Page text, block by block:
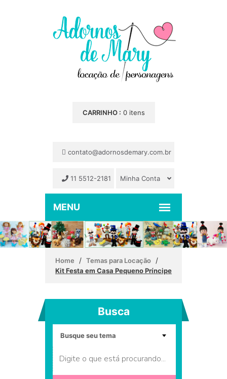
CARRINHO : 0 itens
contato@adornosdemary.com.br
11 5512-2181 Minha Conta
Home / Temas para Locação /
Kit Festa em Casa Pequeno Príncipe
Busca